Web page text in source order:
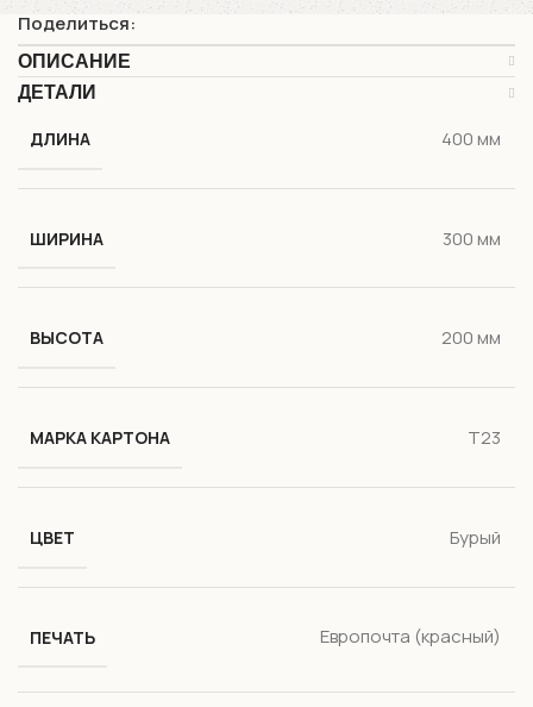
Поделиться:
ОПИСАНИЕ
ДЕТАЛИ
ДЛИНА 400 мм
ШИРИНА 300 мм
ВЫСОТА 200 мм
МАРКА КАРТОНА Т23
ЦВЕТ Бурый
ПЕЧАТЬ Европочта (красный)